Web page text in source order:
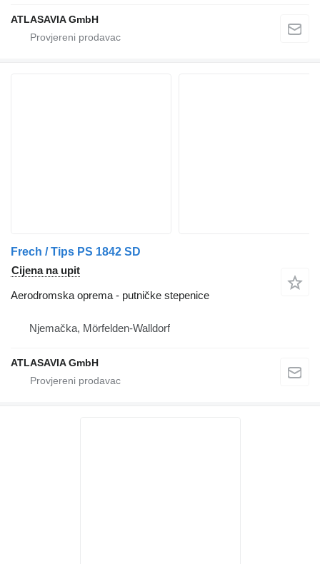
ATLASAVIA GmbH
Frech / Tips PS 1842 SD
Cijena na upit
Aerodromska oprema - putničke stepenice
Njemačka, Mörfelden-Walldorf
ATLASAVIA GmbH